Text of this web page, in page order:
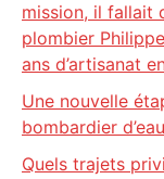
mission, il fallait
plombier
ans d’artisanat
Une nouvelle
bombardier
Quels trajets